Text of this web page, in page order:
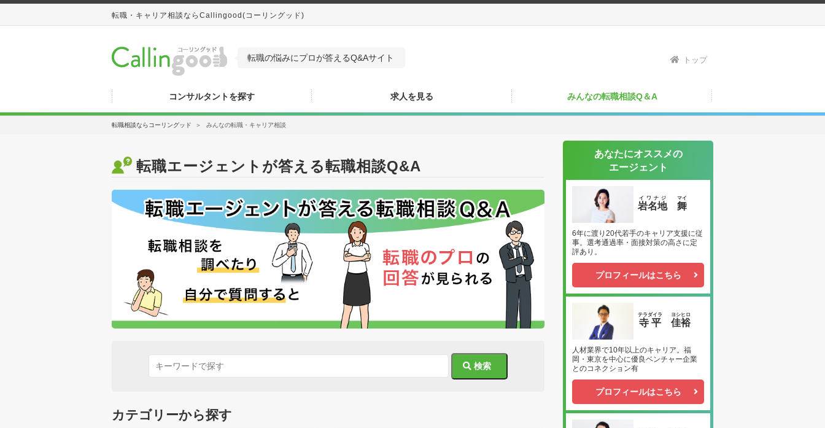
転職・キャリア相談ならCallingood(コーリングッド)
転職の悩みにプロが答えるQ&Aサイト トップ
コンサルタントを探す 求人を見る みんなの転職相談Q＆A
転職相談ならコーリングッド ＞ みんなの転職・キャリア相談
転職エージェントが答える転職相談Q&A
検索
カテゴリーから探す
あなたにオススメの
エージェント
岩名地
イワナジ
舞
マイ
6年に渡り20代若手のキャリア支援に従
事。選考通過率・面接対策の高さに定
評あり。
プロフィールはこちら
寺平
テラダイラ
佳裕
ヨシヒロ
人材業界で10年以上のキャリア。福
岡・東京を中心に優良ベンチャー企業
とのコネクション有
プロフィールはこちら